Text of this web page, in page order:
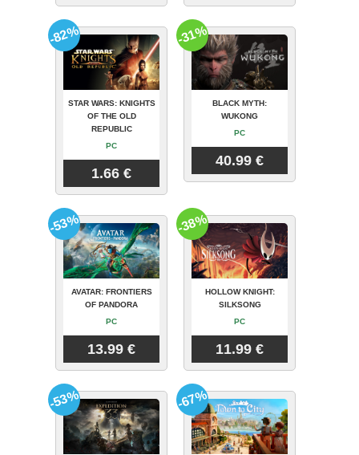
STAR WARS: KNIGHTS
OF THE OLD
REPUBLIC
PC
1.66 €
-82%
BLACK MYTH:
WUKONG
PC
40.99 €
-31%
AVATAR: FRONTIERS
OF PANDORA
PC
13.99 €
-53%
HOLLOW KNIGHT:
SILKSONG
PC
11.99 €
-38%
-53% -67%